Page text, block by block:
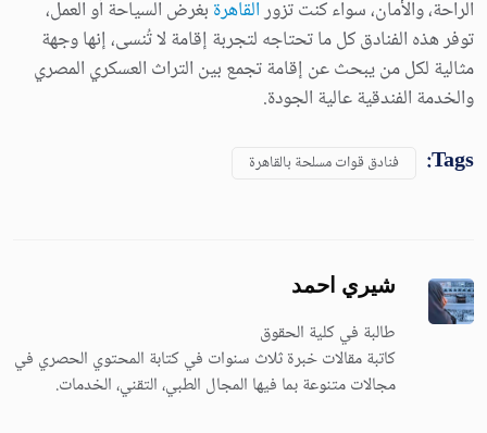
الراحة، والأمان، سواء كنت تزورالقاهرة بغرض السياحة أو العمل،
توفر هذه الفنادق كل ما تحتاجه لتجربة إقامة لا تُنسى، إنها وجهة
مثالية لكل من يبحث عن إقامة تجمع بين التراث العسكري المصري
والخدمة الفندقية عالية الجودة.
Tags: فنادق قوات مسلحة بالقاهرة
شيري احمد
طالبة في كلية الحقوق
كاتبة مقالات خبرة ثلاث سنوات في كتابة المحتوي الحصري في
مجالات متنوعة بما فيها المجال الطبي، التقني، الخدمات.